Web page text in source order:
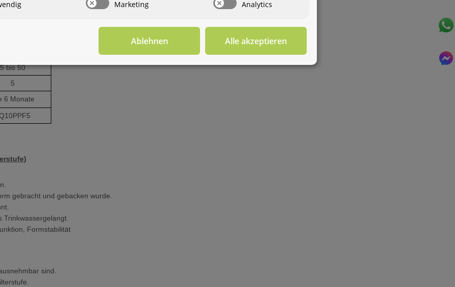
1
5 bis 50
5
6 Monate
gebracht und gebacken wurde.
Trinkwassergelangt.
Formstabilität
sind.
Ihnen behilflich sein?
Für diesen Service benötigen Sie WhatsApp. Alternativ
Marketing Analytics
Ablehnen Alle akzeptieren